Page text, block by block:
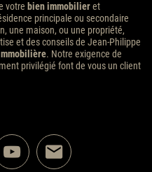
votre bien immobilieret
principale ou secondaire
une maison, ou une propriété,
et des conseils de Jean-Philippe
. Notre exigence de
privilégié font de vous un client